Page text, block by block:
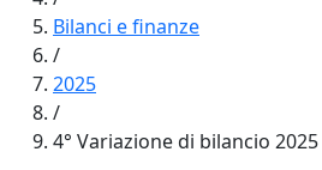
Bilanci e finanze
/
2025
/
4° Variazione di bilancio 2025